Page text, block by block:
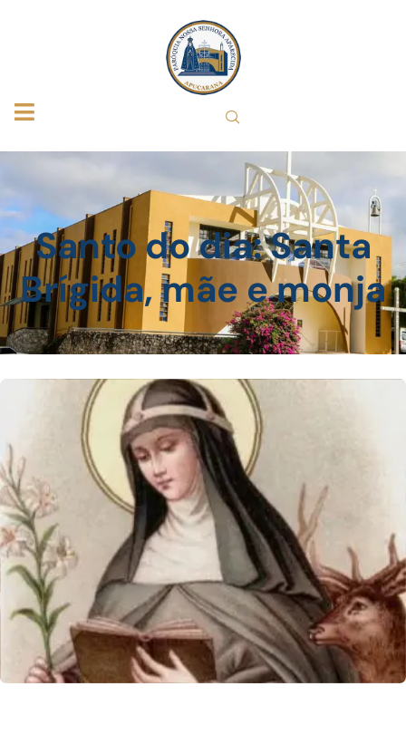
Santo do dia: Santa
Brígida, mãe e monja